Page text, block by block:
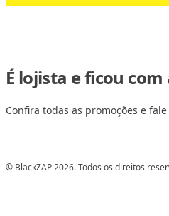
É lojista e ficou
Confira todas as promoções e
© BlackZAP 2026. Todos os direitos